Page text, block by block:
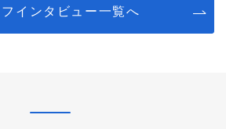
フインタビュー一覧へ